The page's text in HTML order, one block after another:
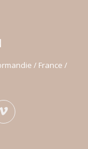
/ France /